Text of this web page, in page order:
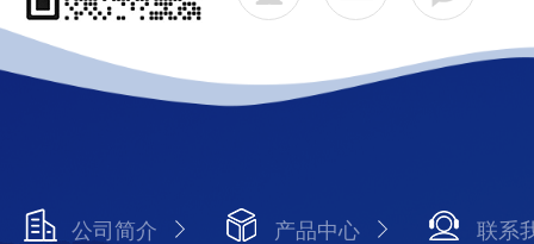
公司简介 产品中心 联系